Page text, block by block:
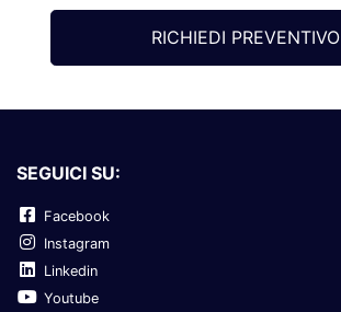
RICHIEDI PREVENTIVO
SEGUICI SU:
Facebook
Instagram
Linkedin
Youtube